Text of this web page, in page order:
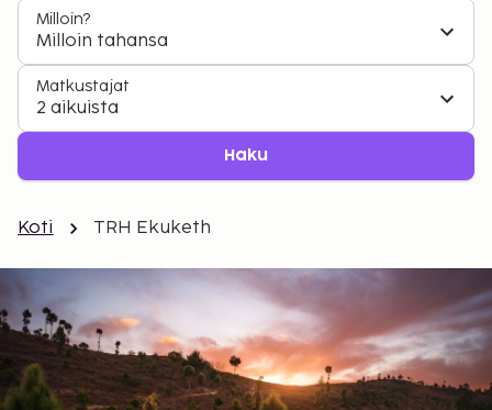
Milloin?
Milloin tahansa
Matkustajat
2 aikuista
Haku
Koti TRH Ekuketh